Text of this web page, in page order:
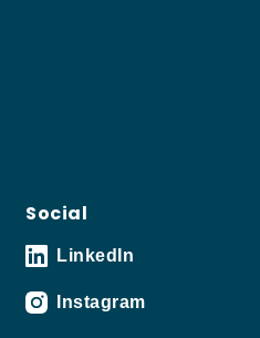
Social
LinkedIn
Instagram